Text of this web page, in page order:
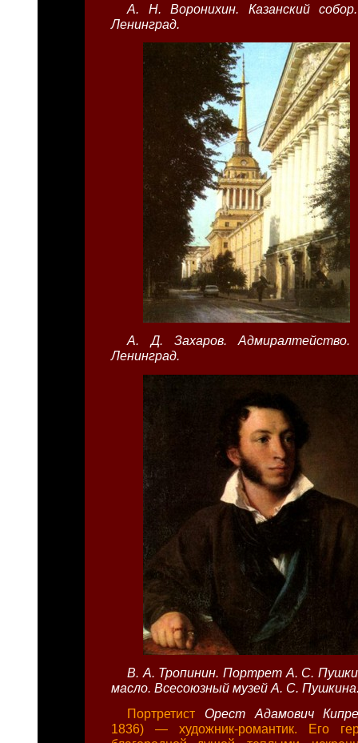
А. Н. Воронихин. Казанский
Ленинград.
А. Д. Захаров.
Ленинград.
В. А. Тропинин. Портрет А. С.
масло. Всесоюзный музей А. С.
Портретист Орест Адамович
1836) — художник-романтик. Его